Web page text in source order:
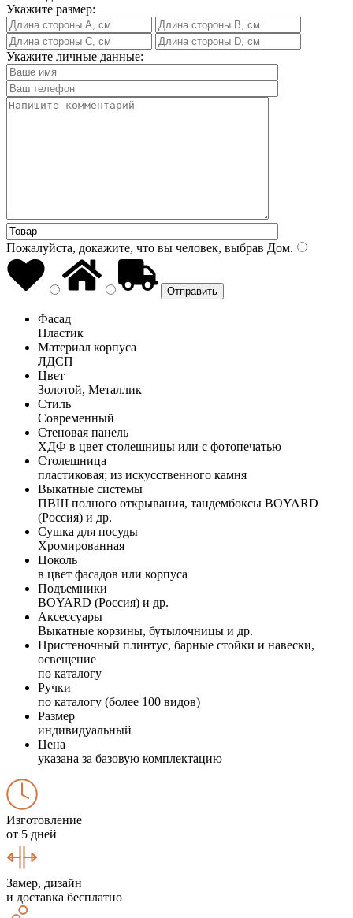
Укажите размер:
Укажите личные данные:
Пожалуйста, докажите, что вы человек, выбрав Дом.
Фасад
Пластик
Материал корпуса
ЛДСП
Цвет
Золотой, Металлик
Стиль
Современный
Стеновая панель
ХДФ в цвет столешницы или с фотопечатью
Столешница
пластиковая; из искусственного камня
Выкатные системы
ПВШ полного открывания, тандембоксы BOYARD
(Россия) и др.
Сушка для посуды
Хромированная
Цоколь
в цвет фасадов или корпуса
Подъемники
BOYARD (Россия) и др.
Аксессуары
Выкатные корзины, бутылочницы и др.
Пристеночный плинтус, барные стойки и навески,
освещение
по каталогу
Ручки
по каталогу (более 100 видов)
Размер
индивидуальный
Цена
указана за базовую комплектацию
Изготовление
от 5 дней
Замер, дизайн
и доставка бесплатно